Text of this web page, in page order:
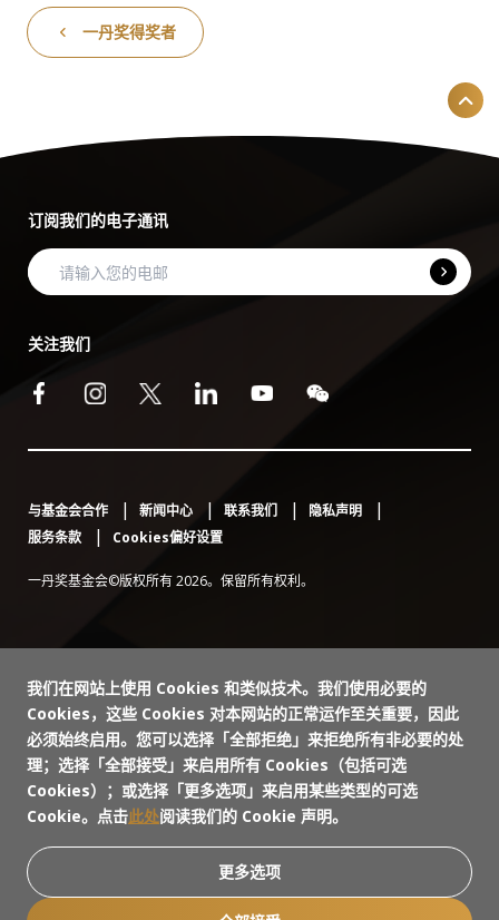
一丹奖得奖者
订阅我们的电子通讯
关注我们
与基金会合作 新闻中心 联系我们
隐私声明
服务条款
Cookies偏好设置
一丹奖基金会©版权所有 2026。保留所有权利。
我们在网站上使用 Cookies 和类似技术。我们使用必要的
Cookies，这些 Cookies 对本网站的正常运作至关重要，因此
必须始终启用。您可以选择「全部拒绝」来拒绝所有非必要的处
理；选择「全部接受」来启用所有 Cookies（包括可选
Cookies）；或选择「更多选项」来启用某些类型的可选
Cookie。点击此处阅读我们的 Cookie 声明。
更多选项